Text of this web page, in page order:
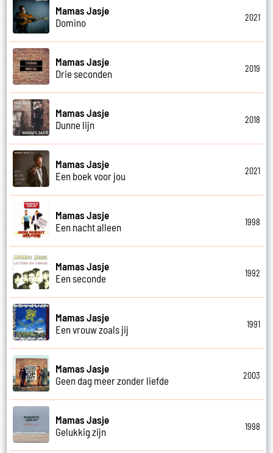
Mamas Jasje
Domino
2021
Mamas Jasje
Drie seconden
2019
Mamas Jasje
Dunne lijn
2018
Mamas Jasje
Een boek voor jou
2021
Mamas Jasje
Een nacht alleen
1998
Mamas Jasje
Een seconde
1992
Mamas Jasje
Een vrouw zoals jij
1991
Mamas Jasje
Geen dag meer zonder liefde
2003
Mamas Jasje
Gelukkig zijn
1998